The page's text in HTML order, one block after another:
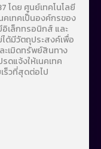
โดย ศูนย์เทคโนโลยี
คเทคเป็นองค์กรของ
เล็กทรอนิกส์ และ
ด้มีวัตถุประสงค์เพื่อ
ะเมิดทรัพย์สินทาง
ดแจ้งให้เนคเทค
ร็วที่สุดต่อไป